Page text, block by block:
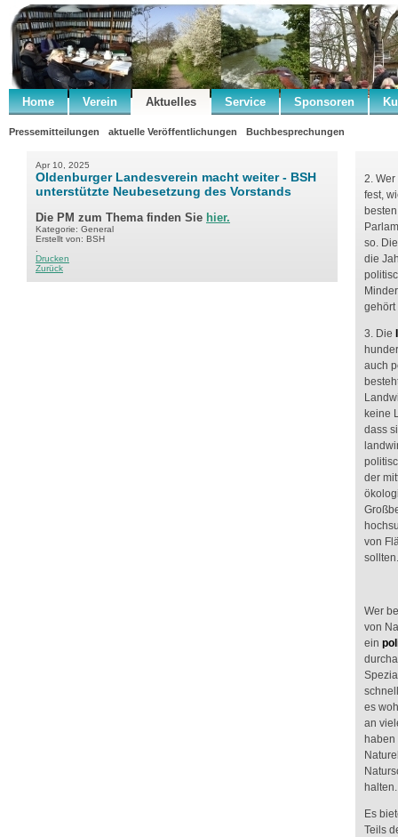
Home Verein Aktuelles Service Sponsoren
Pressemitteilungen aktuelle Veröffentlichungen Buchbesprechungen
Apr 10, 2025
Oldenburger Landesverein macht weiter - BSH
unterstützte Neubesetzung des Vorstands
Die PM zum Thema finden Sie hier.
Kategorie: General
Erstellt von: BSH
Drucken
Zurück
2.
fest,
so.
die
gehört
3. Die
auch
keine
dass
der
von
Wer
von
ein
es
an
haben
halten.
Es
Teils